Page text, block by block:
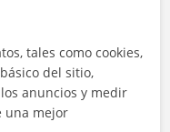
tales como cookies,
del sitio,
anuncios y medir
una mejor